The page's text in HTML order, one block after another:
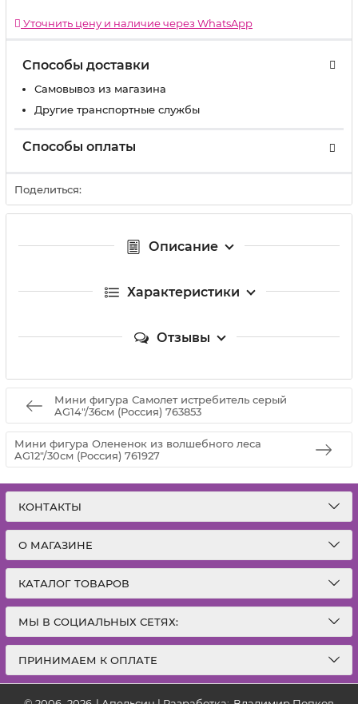
Уточнить цену и наличие через WhatsApp
Способы доставки
Самовывоз из магазина
Другие транспортные службы
Способы оплаты
Поделиться:
Описание
Характеристики
Отзывы
Мини фигура Самолет истребитель серый
AG14"/36см (Россия) 763853
Мини фигура Олененок из волшебного леса
AG12"/30см (Россия) 761927
КОНТАКТЫ
О МАГАЗИНЕ
КАТАЛОГ ТОВАРОВ
МЫ В СОЦИАЛЬНЫХ СЕТЯХ:
ПРИНИМАЕМ К ОПЛАТЕ